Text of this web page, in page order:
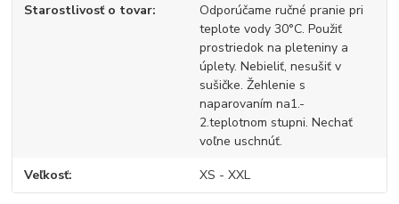
Starostlivosť o tovar
Odporúčame ručné pranie pri
teplote vody 30°C. Použiť
prostriedok na pleteniny a
úplety. Nebieliť, nesušiť v
sušičke. Žehlenie s
naparovaním na1.-
2.teplotnom stupni. Nechať
voľne uschnúť.
Veľkosť XS - XXL